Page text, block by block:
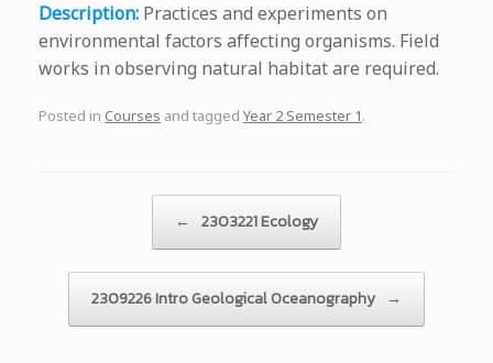
Description: Practices and experiments on
environmental factors affecting organisms. Field
works in observing natural habitat are required.
Posted in Courses and tagged Year 2 Semester 1.
← 2303221 Ecology
2309226 Intro Geological Oceanography →